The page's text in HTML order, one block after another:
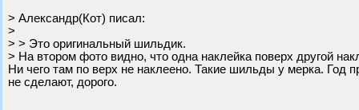
> Александр(Кот) писал:
>
> > Это оригинальный шильдик.
> На втором фото видно, что одна наклейка поверх другой
Ни чего там по верх не наклеено. Такие шильды у мерка. Год
не сделают, дорого.